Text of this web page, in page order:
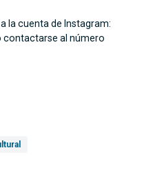
la cuenta de Instagram:
contactarse al número